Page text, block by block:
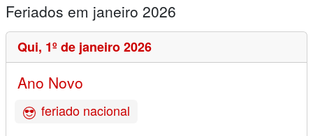
Feriados em janeiro 2026
Qui, 1º de janeiro 2026
Ano Novo
feriado nacional